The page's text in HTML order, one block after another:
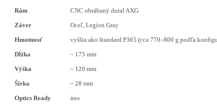
Rám
CNC obrábaný dural AXG
Záver
Oceľ, Legion Gray
Hmotnosť
vyššia ako štandard P365 (cca 770–800 g podľa
Dĺžka
~ 175 mm
Výška
~ 120 mm
Šírka
~ 28 mm
Optics Ready
áno